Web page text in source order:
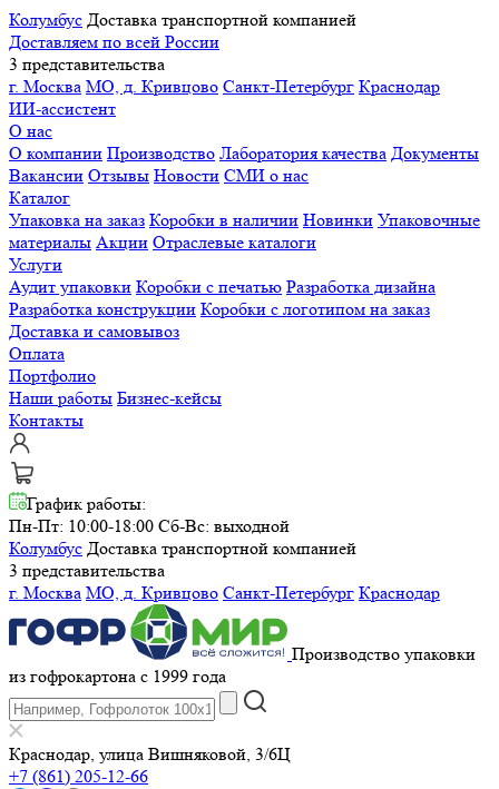
Колумбус Доставка транспортной компанией
Доставляем по всей России
3 представительства
г. Москва МО, д. Кривцово Санкт-Петербург Краснодар
ИИ-ассистент
О нас
О компании Производство Лаборатория качества Документы
Вакансии Отзывы Новости СМИ о нас
Каталог
Упаковка на заказ Коробки в наличии Новинки Упаковочные
материалы Акции Отраслевые каталоги
Услуги
Аудит упаковки Коробки с печатью Разработка дизайна
Разработка конструкции Коробки с логотипом на заказ
Доставка и самовывоз
Оплата
Портфолио
Наши работы Бизнес-кейсы
Контакты
График работы:
Пн-Пт: 10:00-18:00 Сб-Вс: выходной
Колумбус Доставка транспортной компанией
3 представительства
г. Москва МО, д. Кривцово Санкт-Петербург Краснодар
Производство упаковки
из гофрокартона с 1999 года
Краснодар, улица Вишняковой, 3/6Ц
+7 (861) 205-12-66